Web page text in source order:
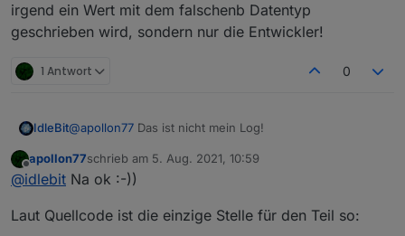
irgend ein Wert mit dem falschenb Datentyp
geschrieben wird, sondern nur die Entwickler!
1 Antwort 0
IdleBit@apollon77 Das ist nicht mein Log!
Offline
apollon77schrieb am 5. Aug. 2021, 10:59
zuletzt editiert von
@idlebit Na ok :-))
Laut Quellcode ist die einzige Stelle für den Teil so: